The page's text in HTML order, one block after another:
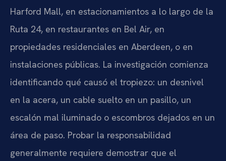
Harford Mall, en estacionamientos a lo largo de la
Ruta 24, en restaurantes en Bel Air, en
propiedades residenciales en Aberdeen, o en
instalaciones públicas. La investigación comienza
identificando qué causó el tropiezo: un desnivel
en la acera, un cable suelto en un pasillo, un
escalón mal iluminado o escombros dejados en un
área de paso. Probar la responsabilidad
generalmente requiere demostrar que el